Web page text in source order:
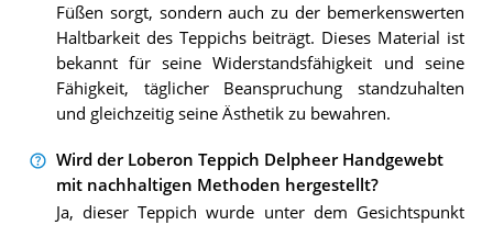
Füßen sorgt, sondern auch zu der bemerkenswerten
Haltbarkeit des Teppichs beiträgt. Dieses Material ist
bekannt für seine Widerstandsfähigkeit und seine
Fähigkeit, täglicher Beanspruchung standzuhalten
und gleichzeitig seine Ästhetik zu bewahren.
Wird der Loberon Teppich Delpheer Handgewebt
mit nachhaltigen Methoden hergestellt?
Ja, dieser Teppich wurde unter dem Gesichtspunkt